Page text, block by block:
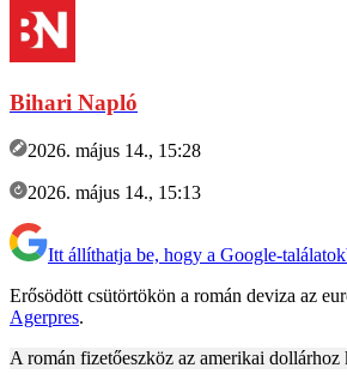
Bihari Napló
2026. május 14., 15:28
2026. május 14., 15:13
Itt állíthatja be, hogy a Google-
Erősödött csütörtökön a román deviza az
Agerpres.
A román fizetőeszköz az amerikai